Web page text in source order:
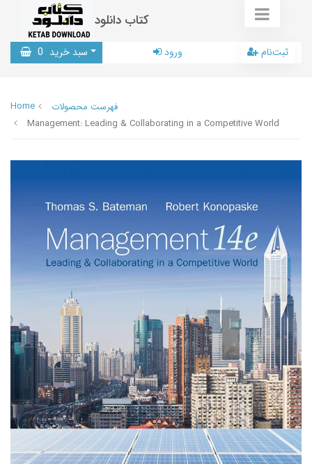
کتاب دانلود
سبد خرید 0 ورود ثبت‌نام
Home
فهرست محصولات
Management: Leading & Collaborating in a Competitive World